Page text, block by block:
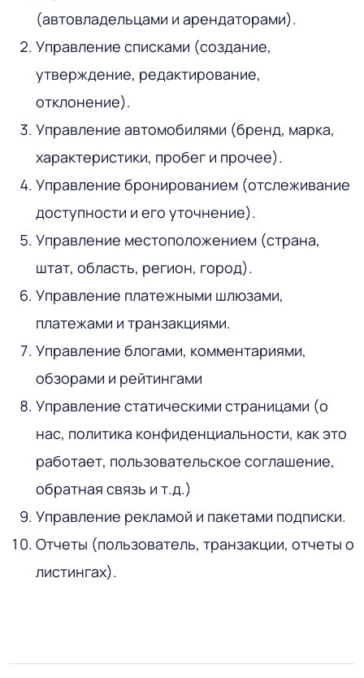
(автовладельцами и арендаторами).
Управление списками (создание,
утверждение, редактирование,
отклонение).
Управление автомобилями (бренд, марка,
характеристики, пробег и прочее).
Управление бронированием (отслеживание
доступности и его уточнение).
Управление местоположением (страна,
штат, область, регион, город).
Управление платежными шлюзами,
платежами и транзакциями.
Управление блогами, комментариями,
обзорами и рейтингами
Управление статическими страницами (о
нас, политика конфиденциальности, как это
работает, пользовательское соглашение,
обратная связь и т.д.)
Управление рекламой и пакетами подписки.
Отчеты (пользователь, транзакции, отчеты о
листингах).